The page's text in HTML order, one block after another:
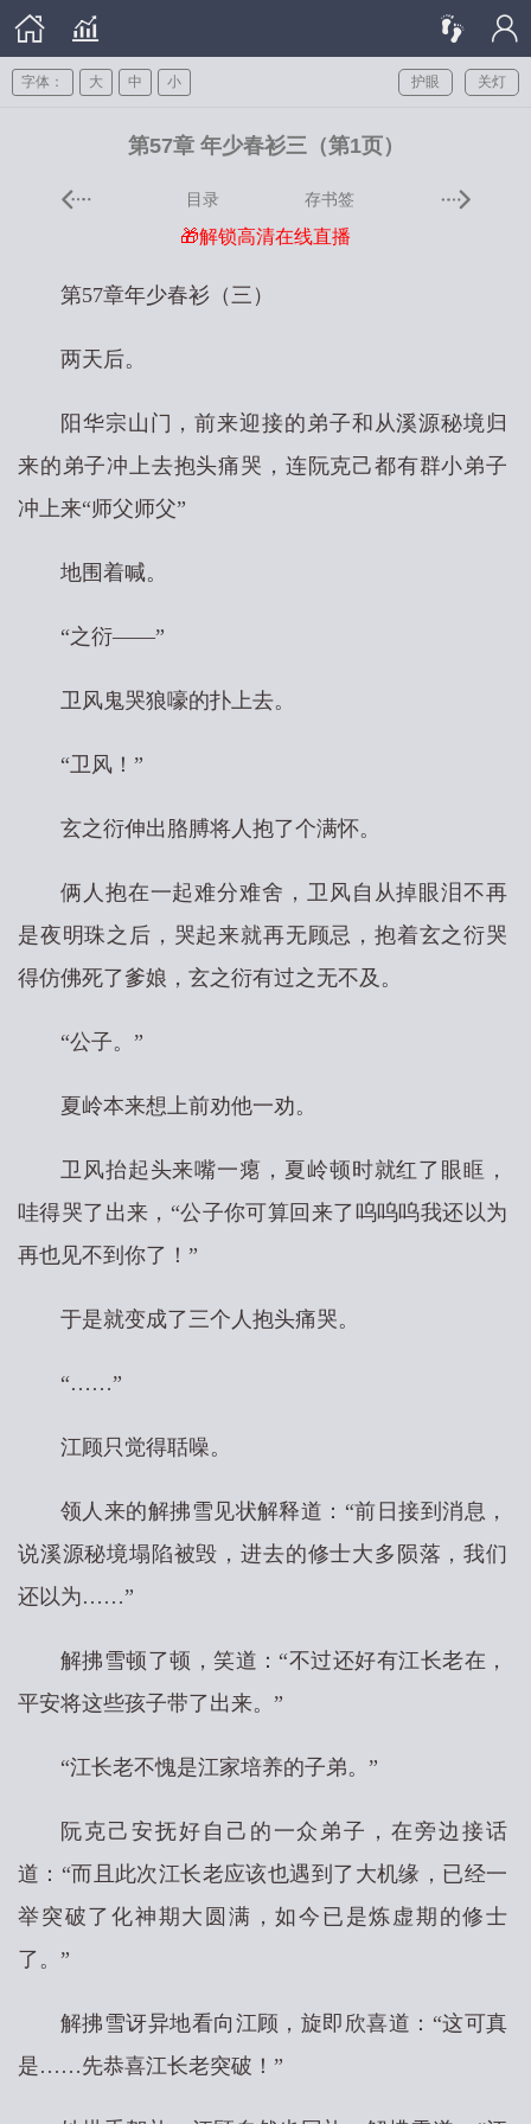
关灯
护眼
字体： 大 中 小
第57章 年少春衫三（第1页）
目录 存书签
🎁解锁高清在线直播
第57章年少春衫（三）
两天后。
阳华宗山门，前来迎接的弟子和从溪源秘境归
来的弟子冲上去抱头痛哭，连阮克己都有群小弟子
冲上来“师父师父”
地围着喊。
“之衍——”
卫风鬼哭狼嚎的扑上去。
“卫风！”
玄之衍伸出胳膊将人抱了个满怀。
俩人抱在一起难分难舍，卫风自从掉眼泪不再
是夜明珠之后，哭起来就再无顾忌，抱着玄之衍哭
得仿佛死了爹娘，玄之衍有过之无不及。
“公子。”
夏岭本来想上前劝他一劝。
卫风抬起头来嘴一瘪，夏岭顿时就红了眼眶，
哇得哭了出来，“公子你可算回来了呜呜呜我还以为
再也见不到你了！”
于是就变成了三个人抱头痛哭。
“……”
江顾只觉得聒噪。
领人来的解拂雪见状解释道：“前日接到消息，
说溪源秘境塌陷被毁，进去的修士大多陨落，我们
还以为……”
解拂雪顿了顿，笑道：“不过还好有江长老在，
平安将这些孩子带了出来。”
“江长老不愧是江家培养的子弟。”
阮克己安抚好自己的一众弟子，在旁边接话
道：“而且此次江长老应该也遇到了大机缘，已经一
举突破了化神期大圆满，如今已是炼虚期的修士
了。”
解拂雪讶异地看向江顾，旋即欣喜道：“这可真
是……先恭喜江长老突破！”